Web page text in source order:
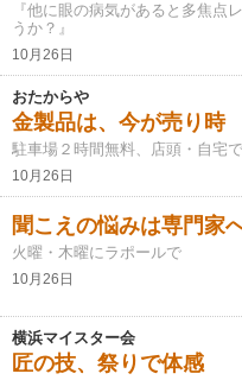
『他に眼の病気があると多焦点
うか？』
10月26日
おたからや
金製品は、今が売り時
駐車場２時間無料、店頭・自宅
10月26日
聞こえの悩みは専門家
火曜・木曜にラポールで
10月26日
横浜マイスター会
匠の技、祭りで体感